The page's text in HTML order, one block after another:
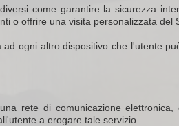
come garantire la sicurezza
o offrire una visita personalizzata del
ogni altro dispositivo che l'utente
rete di comunicazione elettronica,
a erogare tale servizio.